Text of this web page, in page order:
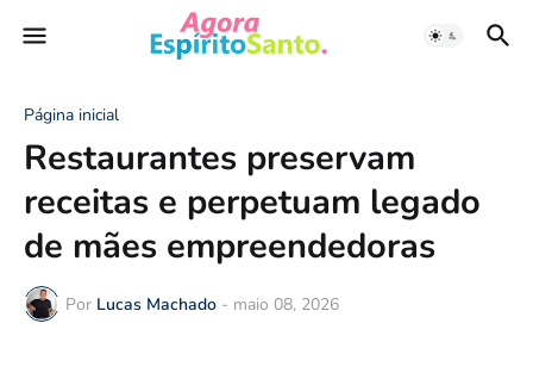
Página inicial
Restaurantes preservam
receitas e perpetuam legado
de mães empreendedoras
Por Lucas Machado - maio 08, 2026